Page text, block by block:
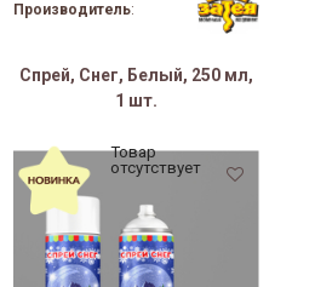
Производитель:
Спрей, Снег, Белый, 250 мл,
1 шт.
Товар
отсутствует